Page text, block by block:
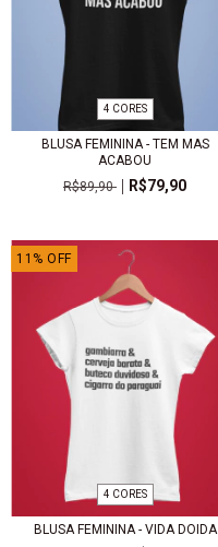
4 CORES
BLUSA FEMININA - TEM MAS
ACABOU
R$89,90
R$79,90
11 % OFF
4 CORES
BLUSA FEMININA - VIDA DOIDA